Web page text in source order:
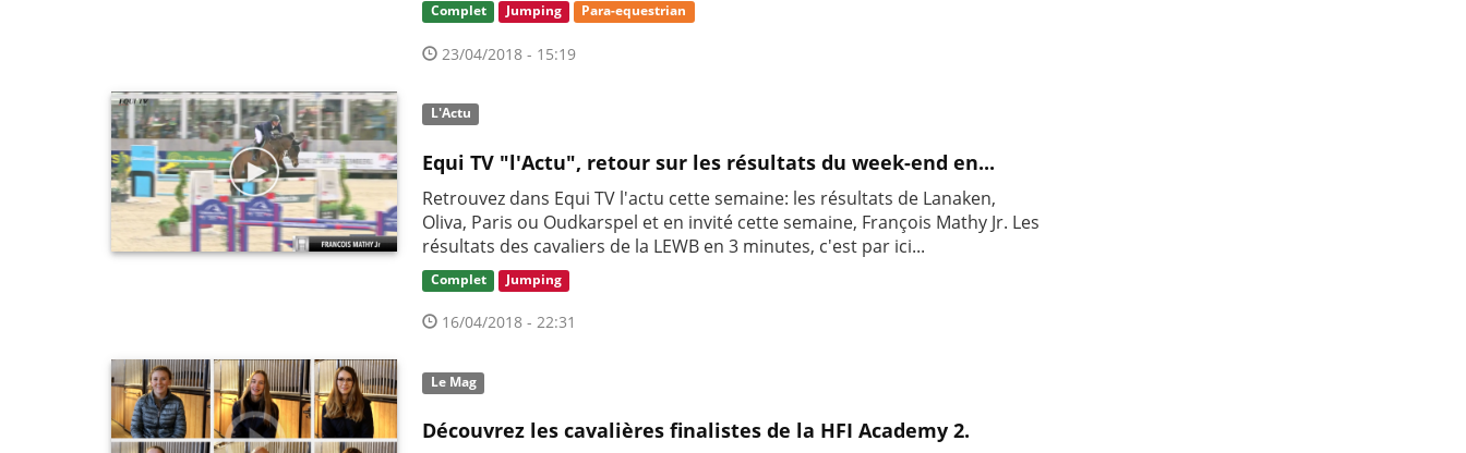
Complet Jumping Para-equestrian
23/04/2018 - 15:19
L'Actu
Equi TV "l'Actu", retour sur les résultats du week-end en...
Retrouvez dans Equi TV l'actu cette semaine: les résultats de Lanaken,
Oliva, Paris ou Oudkarspel et en invité cette semaine, François Mathy Jr. Les
résultats des cavaliers de la LEWB en 3 minutes, c'est par ici...
Complet Jumping
16/04/2018 - 22:31
Le Mag
Découvrez les cavalières finalistes de la HFI Academy 2.